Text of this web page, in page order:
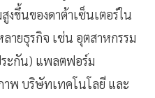
งขึ้นของดาต้าเซ็นเตอร์ใน
ายธุรกิจ เช่น อุตสาหกรรม
ระกัน) แพลตฟอร์ม
าพ บริษัทเทคโนโลยี และ